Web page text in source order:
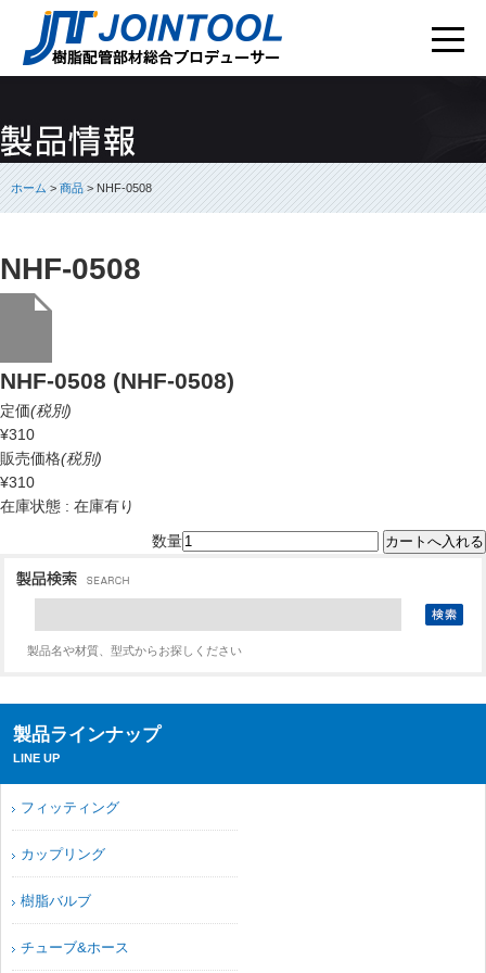
ホーム>商品> NHF-0508
NHF-0508
NHF-0508 (NHF-0508)
定価(税別)
¥310
販売価格(税別)
¥310
在庫状態 : 在庫有り
数量
製品名や材質、型式からお探しください
製品ラインナップ
LINE UP
フィッティング
カップリング
樹脂バルブ
チューブ&ホース